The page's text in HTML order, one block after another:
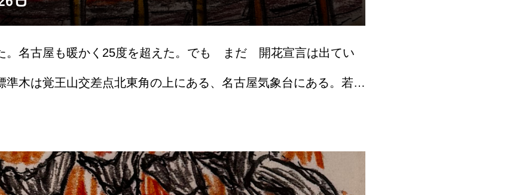
。名古屋も暖かく25度を超えた。でも まだ 開花宣言は出てい
準木は覚王山交差点北東角の上にある、名古屋気象台にある。若か